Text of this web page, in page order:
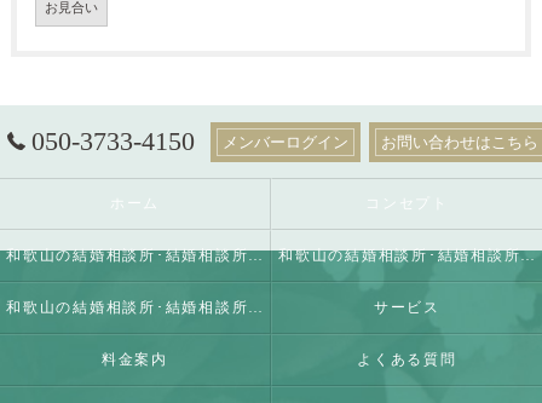
お見合い
050-3733-4150 メンバーログイン お問い合わせはこちら
ホーム コンセプト
和歌山の結婚相談所･結婚相談所 結の会の口コミ情報 和歌山の結婚相談所･結婚相談所 結の会の評判
和歌山の結婚相談所･結婚相談所 結の会のお客様の声 サービス
料金案内 よくある質問